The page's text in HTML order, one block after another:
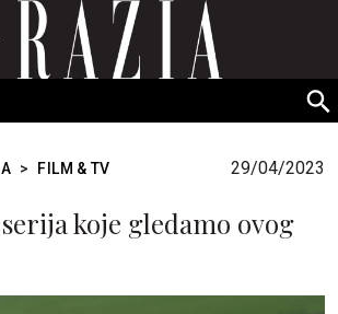
GRAZIA Srbija
> FILM & TV 29/04/2023
koje gledamo ovog